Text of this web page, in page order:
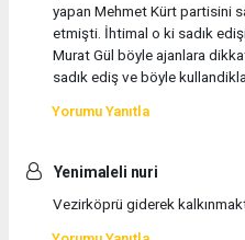
yapan Mehmet Kürt partisini
etmişti. İhtimal o ki sadık
Murat Gül böyle ajanlara
sadık ediş ve böyle
Yorumu Yanıtla
Yenimaleli nuri
Vezirköprü giderek